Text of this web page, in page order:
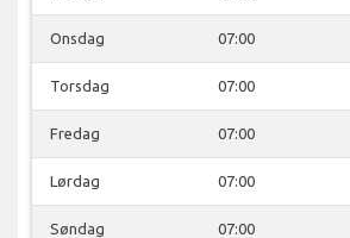
Onsdag 07:00
Torsdag 07:00
Fredag 07:00
Lørdag 07:00
Søndag 07:00